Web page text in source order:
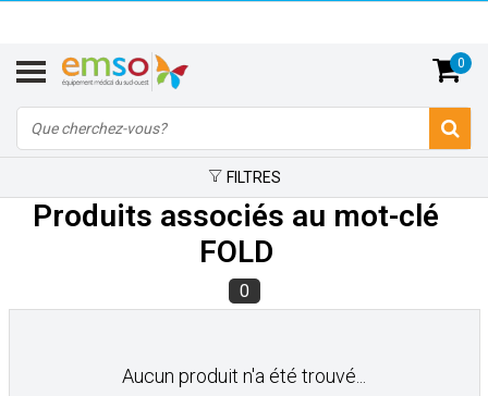
0
FILTRES
Produits associés au mot-clé
FOLD
0
Aucun produit n'a été trouvé...